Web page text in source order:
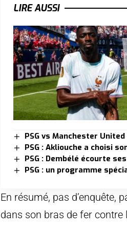
LIRE AUSSI
PSG vs Manchester
PSG : Akliouche a choisi
PSG : Dembélé écourte
PSG : un programme
En résumé, pas d’enquête,
dans son bras de fer contre